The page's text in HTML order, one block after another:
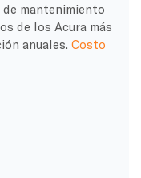
mantenimiento
de los Acura más
anuales. Costo